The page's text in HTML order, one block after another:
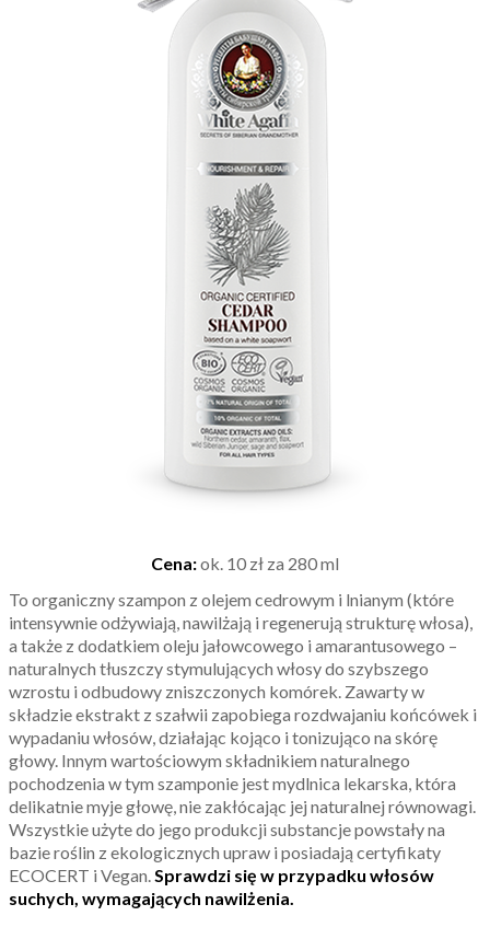
Cena:ok. 10 zł za 280 ml
To organiczny szampon z olejem cedrowym i lnianym (które
intensywnie odżywiają, nawilżają i regenerują strukturę włosa),
a także z dodatkiem oleju jałowcowego i amarantusowego –
naturalnych tłuszczy stymulujących włosy do szybszego
wzrostu i odbudowy zniszczonych komórek. Zawarty w
składzie ekstrakt z szałwii zapobiega rozdwajaniu końcówek i
wypadaniu włosów, działając kojąco i tonizująco na skórę
głowy. Innym wartościowym składnikiem naturalnego
pochodzenia w tym szamponie jest mydlnica lekarska, która
delikatnie myje głowę, nie zakłócając jej naturalnej równowagi.
Wszystkie użyte do jego produkcji substancje powstały na
bazie roślin z ekologicznych upraw i posiadają certyfikaty
ECOCERT i Vegan.Sprawdzi się w przypadku włosów
suchych, wymagających nawilżenia.